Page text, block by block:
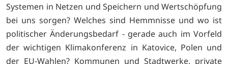
Systemen in Netzen und Speichern und Wertschöpfung
bei uns sorgen? Welches sind Hemmnisse und wo ist
politischer Änderungsbedarf - gerade auch im Vorfeld
der wichtigen Klimakonferenz in Katovice, Polen und
der EU-Wahlen? Kommunen und Stadtwerke, private